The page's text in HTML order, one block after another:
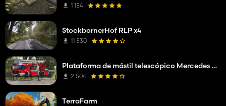
1 154
StockbornerHof RLP x4
11 530
Plataforma de mástil telescópico Mercedes Benz Econic WISS
2 504
TerraFarm